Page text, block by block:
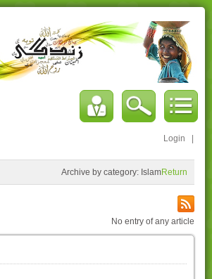
Login
Archive by category: IslamReturn
No entry of any article